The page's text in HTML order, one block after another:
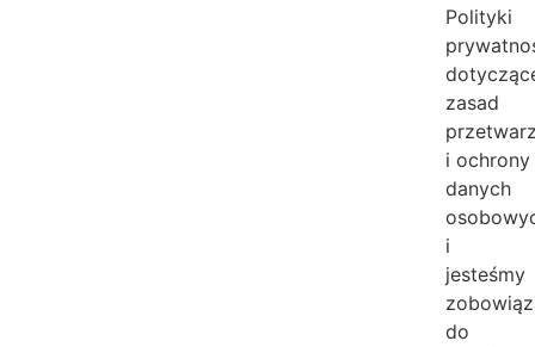
Polityki
zasad
i ochrony
danych
i
jesteśmy
do